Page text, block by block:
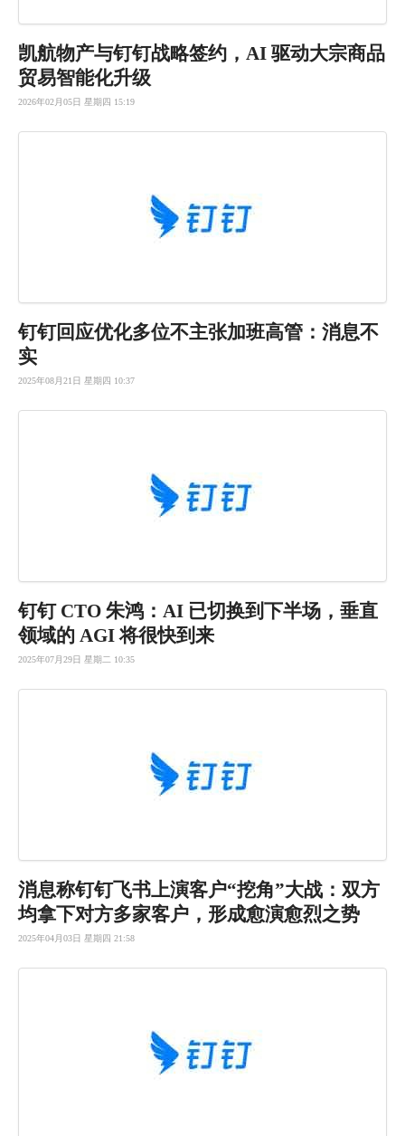
凯航物产与钉钉战略签约，AI 驱动大宗商品
贸易智能化升级
2026年02月05日 星期四 15:19
钉钉回应优化多位不主张加班高管 ：消息不
实
2025年08月21日 星期四 10:37
钉钉 CTO 朱鸿：AI 已切换到下半场，垂直
领域的 AGI 将很快到来
2025年07月29日 星期二 10:35
消息称钉钉飞书上演客户“挖角”大战：双方
均拿下对方多家客户， 形成愈演愈烈之势
2025年04月03日 星期四 21:58